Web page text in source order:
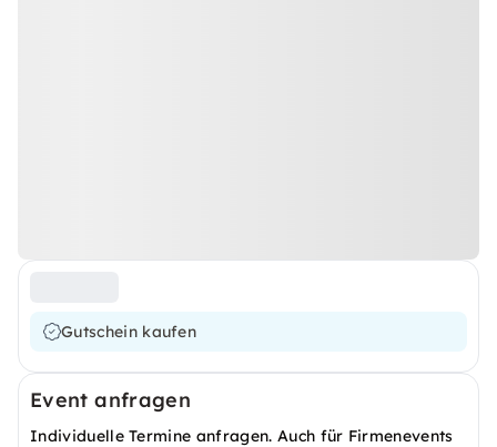
Gutschein kaufen
Event anfragen
Individuelle Termine anfragen. Auch für Firmenevents